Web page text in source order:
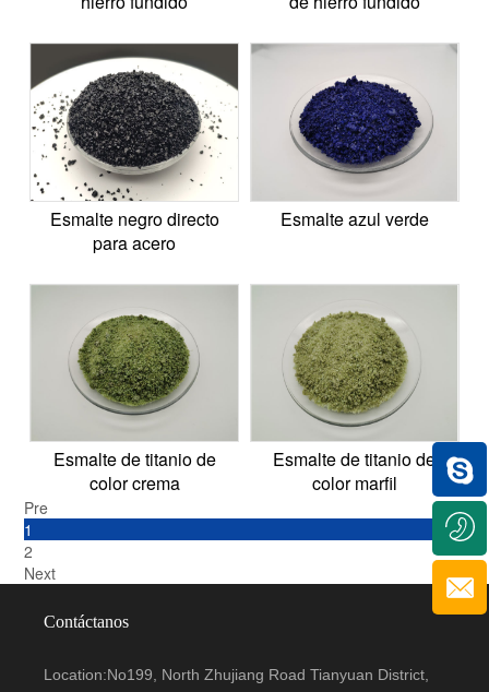
Esmalte negro directo
para acero
Esmalte azul verde
Esmalte de titanio de
color crema
Esmalte de titanio de
color marfil
Pre
1
2
Next
Contáctanos
Location:No199, North Zhujiang Road Tianyuan District,